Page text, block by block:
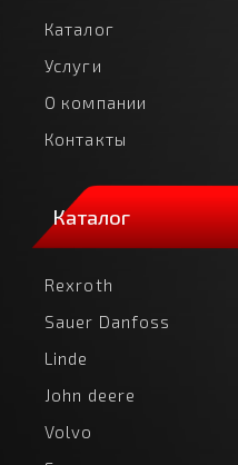
Каталог
Услуги
О компании
Контакты
Каталог
Rexroth
Sauer Danfoss
Linde
John deere
Volvo